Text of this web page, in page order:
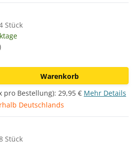
Stück
Warenkorb
pro Bestellung): 29,95 € Mehr Details
Deutschlands
Stück